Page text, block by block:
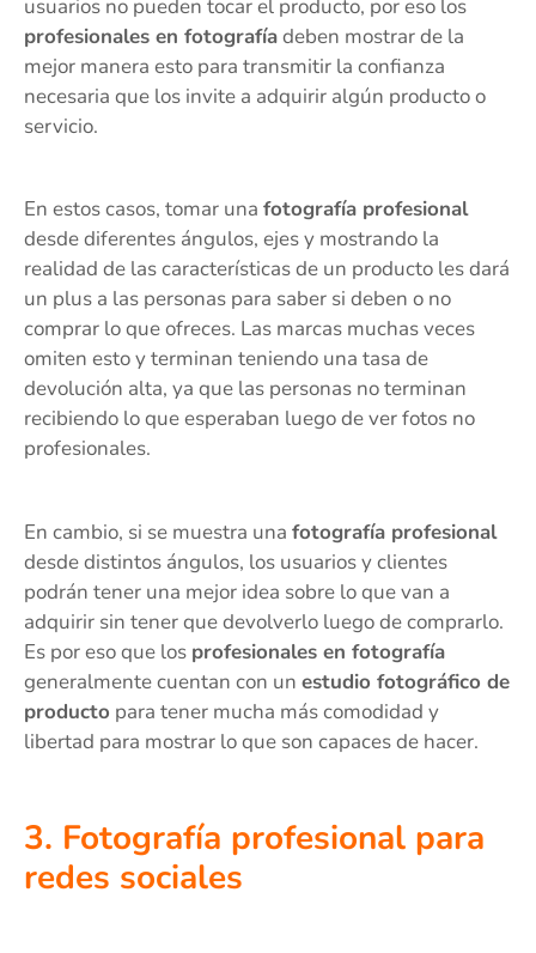
usuarios no pueden tocar el producto, por eso los
profesionales en fotografíadeben mostrar de la
mejor manera esto para transmitir la confianza
necesaria que los invite a adquirir algún producto o
servicio.
En estos casos, tomar una fotografía profesional
desde diferentes ángulos, ejes y mostrando la
realidad de las características de un producto les dará
un plus a las personas para saber si deben o no
comprar lo que ofreces. Las marcas muchas veces
omiten esto y terminan teniendo una tasa de
devolución alta, ya que las personas no terminan
recibiendo lo que esperaban luego de ver fotos no
profesionales.
En cambio, si se muestra una fotografía profesional
desde distintos ángulos, los usuarios y clientes
podrán tener una mejor idea sobre lo que van a
adquirir sin tener que devolverlo luego de comprarlo.
Es por eso que los profesionales en fotografía
generalmente cuentan con un estudio fotográfico de
producto para tener mucha más comodidad y
libertad para mostrar lo que son capaces de hacer.
3. Fotografía profesional para
redes sociales